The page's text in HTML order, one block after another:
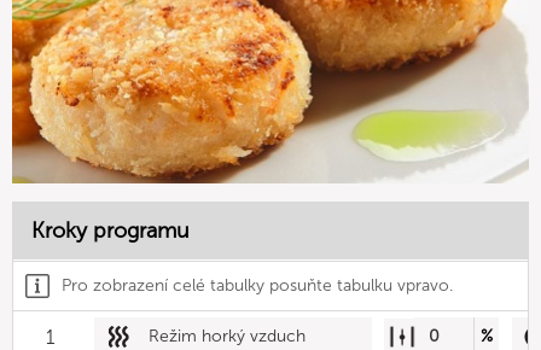
Kroky programu
Pro zobrazení celé tabulky posuňte tabulku vpravo.
1 Režim horký vzduch 0 %